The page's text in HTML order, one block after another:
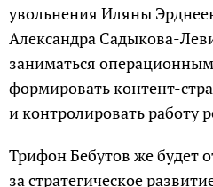
увольнения Иляны
Александра Садыкова-
заниматься
формировать контент-
и контролировать работу
Трифон Бебутов же будет
за стратегическое